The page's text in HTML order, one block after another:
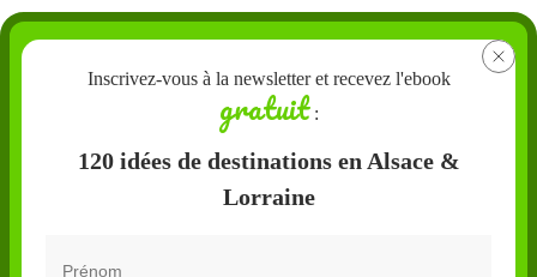
Inscrivez-vous à la newsletter et recevez l'ebook
gratuit:
120 idées de destinations en Alsace &
Lorraine